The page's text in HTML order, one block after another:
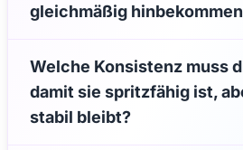
gleichmäßig
Welche Konsistenz muss
damit sie spritzfähig ist,
stabil bleibt?